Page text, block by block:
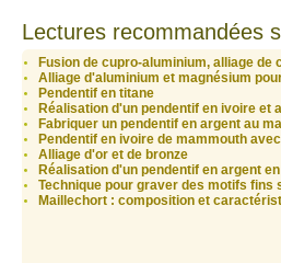
Lectures recommandées
Fusion de cupro-aluminium, alliage de
Alliage d'aluminium et magnésium
Pendentif en titane
Réalisation d'un pendentif en ivoire et
Fabriquer un pendentif en argent au
Pendentif en ivoire de mammouth
Alliage d'or et de bronze
Réalisation d'un pendentif en argent
Technique pour graver des motifs fins
Maillechort : composition et